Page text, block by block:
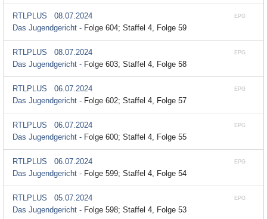
EPG
RTLPLUS
08.07.2024
Das Jugendgericht - Folge 604; Staffel 4, Folge 59
EPG
RTLPLUS
08.07.2024
Das Jugendgericht - Folge 603; Staffel 4, Folge 58
EPG
RTLPLUS
06.07.2024
Das Jugendgericht - Folge 602; Staffel 4, Folge 57
EPG
RTLPLUS
06.07.2024
Das Jugendgericht - Folge 600; Staffel 4, Folge 55
EPG
RTLPLUS
06.07.2024
Das Jugendgericht - Folge 599; Staffel 4, Folge 54
EPG
RTLPLUS
05.07.2024
Das Jugendgericht - Folge 598; Staffel 4, Folge 53